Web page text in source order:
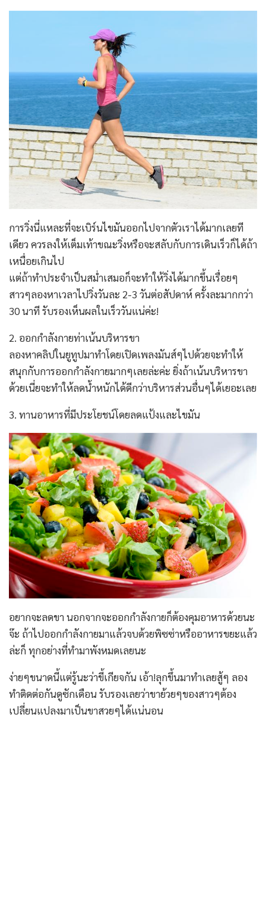
การวิ่งนี่แหละที่จะเบิร์นไขมันออกไปจากตัวเราได้มากเลยที
เดียว ควรลงให้เต็มเท้าขณะวิ่งหรือจะสลับกับการเดินเร็วก็ได้ถ้า
เหนื่อยเกินไป
แต่ถ้าทำประจำเป็นสม่ำเสมอก็จะทำให้วิ่งได้มากขึ้นเรื่อยๆ
สาวๆลองหาเวลาไปวิ่งวันละ 2-3 วันต่อสัปดาห์ ครั้งละมากกว่า
30 นาที รับรองเห็นผลในเร็ววันแน่ค่ะ!
2. ออกกำลังกายท่าเน้นบริหารขา
ลองหาคลิปในยูทูปมาทำโดยเปิดเพลงมันส์ๆไปด้วยจะทำให้
สนุกกับการออกกำลังกายมากๆเลยล่ะค่ะ ยิ่งถ้าเน้นบริหารขา
ด้วยเนี่ยจะทำให้ลดน้ำหนักได้ดีกว่าบริหารส่วนอื่นๆได้เยอะเลย
3. ทานอาหารที่มีประโยชน์โดยลดแป้งและไขมัน
อยากจะลดขา นอกจากจะออกกำลังกายก็ต้องคุมอาหารด้วยนะ
จ๊ะ ถ้าไปออกกำลังกายมาแล้วจบด้วยพิซซ่าหรืออาหารขยะแล้ว
ล่ะก็ ทุกอย่างที่ทำมาพังหมดเลยนะ
ง่ายๆขนาดนี้แต่รู้นะว่าขี้เกียจกัน เอ้า!ลุกขึ้นมาทำเลยสู้ๆ ลอง
ทำติดต่อกันดูซักเดือน รับรองเลยว่าขาย้วยๆของสาวๆต้อง
เปลี่ยนแปลงมาเป็นขาสวยๆได้แน่นอน